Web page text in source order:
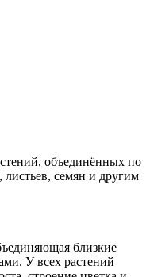
объединённых по
семян и другим
близкие
У всех растений